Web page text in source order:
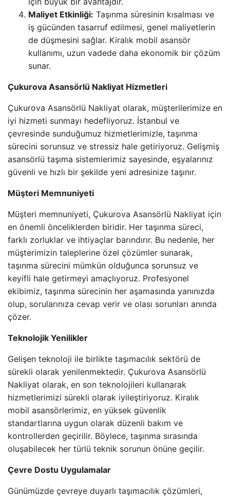
Maliyet Etkinliği: Taşınma süresinin kısalması ve
iş gücünden tasarruf edilmesi, genel maliyetlerin
de düşmesini sağlar. Kiralık mobil asansör
kullanımı, uzun vadede daha ekonomik bir çözüm
sunar.
Çukurova Asansörlü Nakliyat Hizmetleri
Çukurova Asansörlü Nakliyat olarak, müşterilerimize en
iyi hizmeti sunmayı hedefliyoruz. İstanbul ve
çevresinde sunduğumuz hizmetlerimizle, taşınma
sürecini sorunsuz ve stressiz hale getiriyoruz. Gelişmiş
asansörlü taşıma sistemlerimiz sayesinde, eşyalarınız
güvenli ve hızlı bir şekilde yeni adresinize taşınır.
Müşteri Memnuniyeti
Müşteri memnuniyeti, Çukurova Asansörlü Nakliyat için
en önemli önceliklerden biridir. Her taşınma süreci,
farklı zorluklar ve ihtiyaçlar barındırır. Bu nedenle, her
müşterimizin taleplerine özel çözümler sunarak,
taşınma sürecini mümkün olduğunca sorunsuz ve
keyifli hale getirmeyi amaçlıyoruz. Profesyonel
ekibimiz, taşınma sürecinin her aşamasında yanınızda
olup, sorularınıza cevap verir ve olası sorunları anında
çözer.
Teknolojik Yenilikler
Gelişen teknoloji ile birlikte taşımacılık sektörü de
sürekli olarak yenilenmektedir. Çukurova Asansörlü
Nakliyat olarak, en son teknolojileri kullanarak
hizmetlerimizi sürekli olarak iyileştiriyoruz. Kiralık
mobil asansörlerimiz, en yüksek güvenlik
standartlarına uygun olarak düzenli bakım ve
kontrollerden geçirilir. Böylece, taşınma sırasında
oluşabilecek her türlü teknik sorunun önüne geçilir.
Çevre Dostu Uygulamalar
Günümüzde çevreye duyarlı taşımacılık çözümleri,